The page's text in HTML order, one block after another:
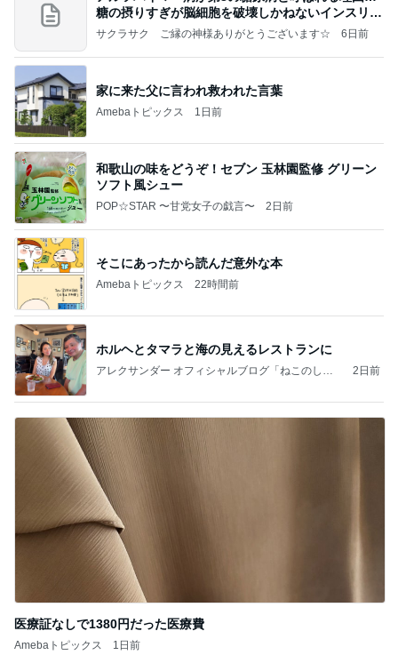
糖の摂りすぎが脳細胞を破壊しかねないインスリン
の恐
サクラサク ご縁の神様ありがとうございます☆ 6日前
家に来た父に言われ救われた言葉
Amebaトピックス 1日前
和歌山の味をどうぞ！セブン 玉林園監修 グリーン
ソフト風シュー
POP☆STAR 〜甘党女子の戯言〜 2日前
そこにあったから読んだ意外な本
Amebaトピックス 22時間前
ホルヘとタマラと海の見えるレストランに
アレクサンダー オフィシャルブログ「ねこのしっ
2日前
医療証なしで1380円だった医療費
Amebaトピックス 1日前